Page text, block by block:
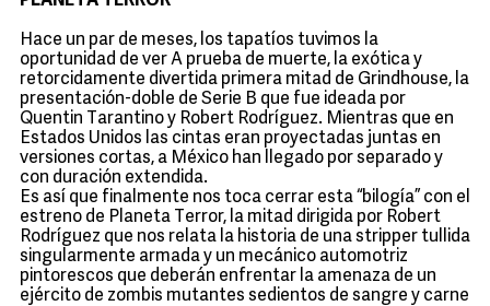
Hace un par de meses, los tapatíos tuvimos la
oportunidad de ver A prueba de muerte, la exótica y
retorcidamente divertida primera mitad de Grindhouse, la
presentación-doble de Serie B que fue ideada por
Quentin Tarantino y Robert Rodríguez. Mientras que en
Estados Unidos las cintas eran proyectadas juntas en
versiones cortas, a México han llegado por separado y
con duración extendida.
Es así que finalmente nos toca cerrar esta “bilogía” con el
estreno de Planeta Terror, la mitad dirigida por Robert
Rodríguez que nos relata la historia de una stripper tullida
singularmente armada y un mecánico automotriz
pintorescos que deberán enfrentar la amenaza de un
ejército de zombis mutantes sedientos de sangre y carne